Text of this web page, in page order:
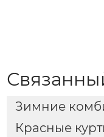
Зимние
Красные